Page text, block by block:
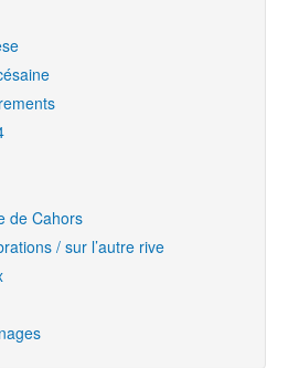
de Cahors
/ sur l’autre rive